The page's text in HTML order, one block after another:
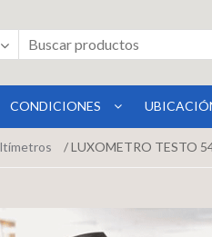
CONDICIONES
/ LUXOMETRO TESTO